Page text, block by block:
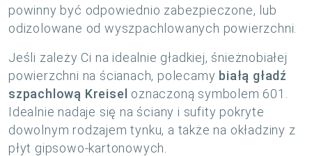
powinny być odpowiednio zabezpieczone, lub
odizolowane od wyszpachlowanych powierzchni.
Jeśli zależy Ci na idealnie gładkiej, śnieżnobiałej
powierzchni na ścianach, polecamy białą gładź
szpachlową Kreisel oznaczoną symbolem 601.
Idealnie nadaje się na ściany i sufity pokryte
dowolnym rodzajem tynku, a także na okładziny z
płyt gipsowo-kartonowych.